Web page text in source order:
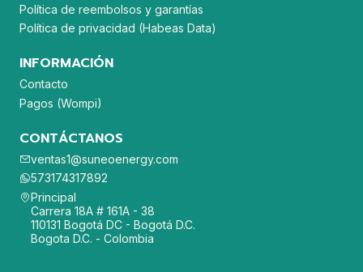
Política de reembolsos y garantías
Política de privacidad (Habeas Data)
INFORMACIÓN
Contacto
Pagos (Wompi)
CONTÁCTANOS
ventas1@suneoenergy.com
573174317892
Principal
Carrera 18A # 161A - 38
110131 Bogotá DC - Bogotá D.C.
Bogota D.C. - Colombia